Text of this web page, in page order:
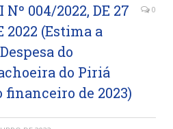
Nº 004/2022, DE 27
2022 (Estima a
do
do Piriá
de 2023)
0